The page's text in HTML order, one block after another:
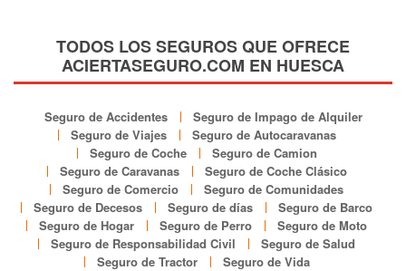
TODOS LOS SEGUROS QUE OFRECE
ACIERTASEGURO.COM EN HUESCA
Seguro de Accidentes
Seguro de Impago de Alquiler
Seguro de Viajes
Seguro de Autocaravanas
Seguro de Coche
Seguro de Camion
Seguro de Caravanas
Seguro de Coche Clásico
Seguro de Comercio
Seguro de Comunidades
Seguro de Decesos
Seguro de días
Seguro de Barco
Seguro de Hogar
Seguro de Perro
Seguro de Moto
Seguro de Responsabilidad Civil
Seguro de Salud
Seguro de Tractor
Seguro de Vida